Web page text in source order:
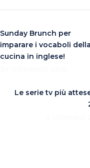
Sunday Brunch per
imparare i vocaboli della
cucina in inglese!
Le serie tv più